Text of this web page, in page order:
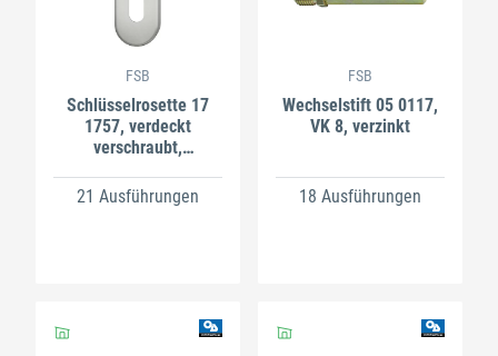
FSB
Schlüsselrosette 17
1757, verdeckt
verschraubt,
21 Ausführungen
FSB
Wechselstift 05 0117,
VK 8, verzinkt
18 Ausführungen